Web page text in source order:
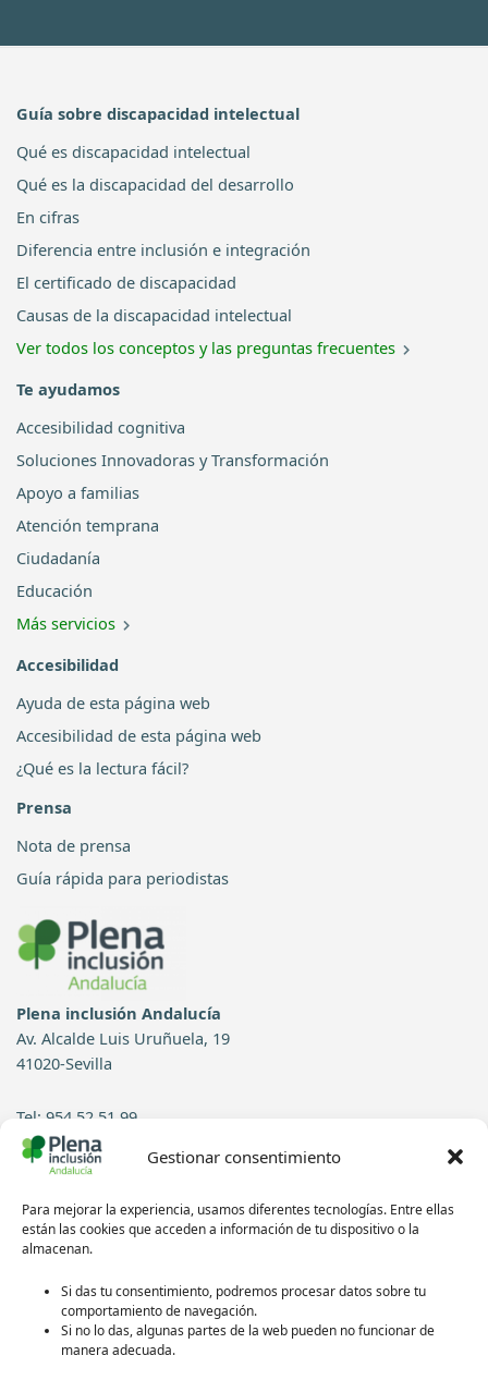
Gestionar consentimiento
Para mejorar la experiencia, usamos diferentes tecnologías. Entre ellas
están las cookies que acceden a información de tu dispositivo o la
almacenan.
Si das tu consentimiento, podremos procesar datos sobre tu
comportamiento de navegación.
Si no lo das, algunas partes de la web pueden no funcionar de
manera adecuada.
Guía sobre discapacidad intelectual
Qué es discapacidad intelectual
Qué es la discapacidad del desarrollo
En cifras
Diferencia entre inclusión e integración
El certificado de discapacidad
Causas de la discapacidad intelectual
Ver todos los conceptos y las preguntas frecuentes
Te ayudamos
Accesibilidad cognitiva
Soluciones Innovadoras y Transformación
Apoyo a familias
Atención temprana
Ciudadanía
Educación
Más servicios
Accesibilidad
Ayuda de esta página web
Accesibilidad de esta página web
¿Qué es la lectura fácil?
Prensa
Nota de prensa
Guía rápida para periodistas
Plena inclusión Andalucía
Av. Alcalde Luis Uruñuela, 19
41020-Sevilla
Tel: 954 52 51 99
Contacto
Síguenos en redes sociales: